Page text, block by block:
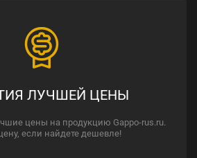
ЛУЧШЕЙ ЦЕНЫ
цены на продукцию Gappo-rus.ru.
если найдете дешевле!